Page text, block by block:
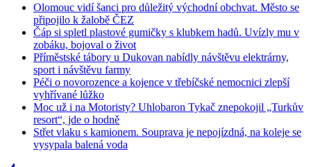
Olomouc vidí šanci pro důležitý východní obchvat. Město se
připojilo k žalobě ČEZ
Čáp si spletl plastové gumičky s klubkem hadů. Uvízly mu v
zobáku, bojoval o život
Příměstské tábory u Dukovan nabídly návštěvu elektrárny,
sport i návštěvu farmy
Péči o novorozence a kojence v třebíčské nemocnici zlepší
vyhřívané lůžko
Moc už i na Motoristy? Uhlobaron Tykač znepokojil „Turkův
resort“, jde o hodně
Střet vlaku s kamionem. Souprava je nepojízdná, na koleje se
vysypala balená voda